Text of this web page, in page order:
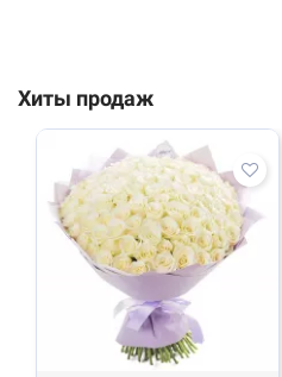
Хиты продаж